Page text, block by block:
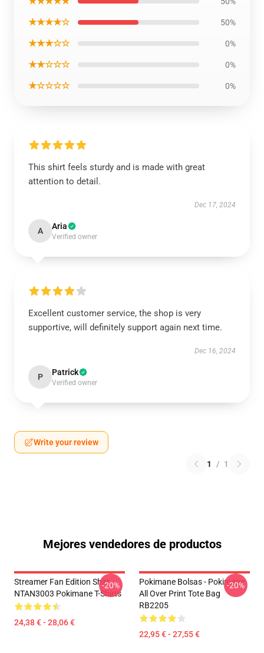
★★★★☆ 50%
★★★☆☆ 0%
★★☆☆☆ 0%
★☆☆☆☆ 0%
This shirt feels sturdy and is made with great
attention to detail.
Dec 17, 2024
A Aria
Verified owner
Excellent customer service, the shop is very
supportive, will definitely support again next time.
Dec 16, 2024
P Patrick
Verified owner
Write your review
1 / 1
Mejores vendedores de productos
Streamer Fan Edition Shirt
NTAN3003 Pokimane T-Shirts
24,38 € - 28,06 €
-20%
Pokimane Bolsas - Pokimane
All Over Print Tote Bag
RB2205
22,95 € - 27,55 €
-20%